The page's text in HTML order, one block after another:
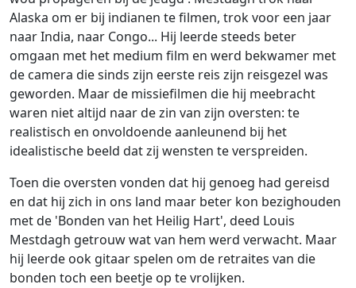
Alaska om er bij indianen te filmen, trok voor een jaar
naar India, naar Congo... Hij leerde steeds beter
omgaan met het medium film en werd bekwamer met
de camera die sinds zijn eerste reis zijn reisgezel was
geworden. Maar de missiefilmen die hij meebracht
waren niet altijd naar de zin van zijn oversten: te
realistisch en onvoldoende aanleunend bij het
idealistische beeld dat zij wensten te verspreiden.
Toen die oversten vonden dat hij genoeg had gereisd
en dat hij zich in ons land maar beter kon bezighouden
met de 'Bonden van het Heilig Hart', deed Louis
Mestdagh getrouw wat van hem werd verwacht. Maar
hij leerde ook gitaar spelen om de retraites van die
bonden toch een beetje op te vrolijken.